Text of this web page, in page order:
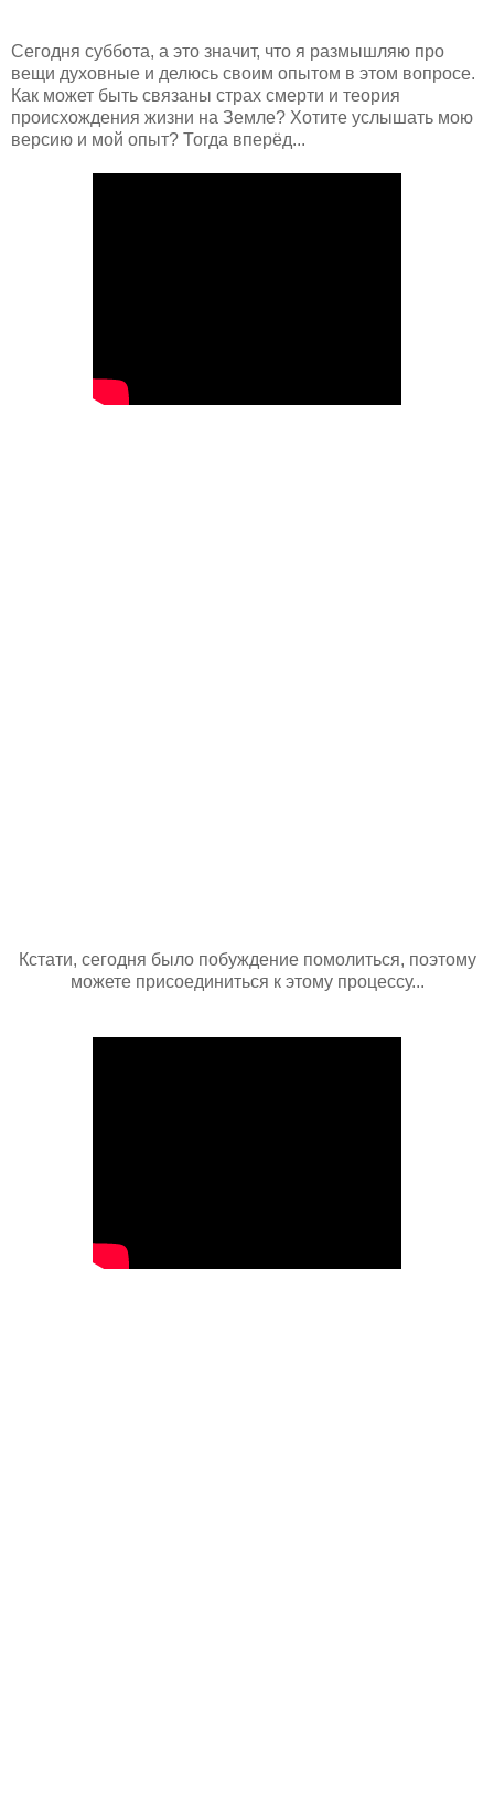
Сегодня суббота, а это значит, что я размышляю про
вещи духовные и делюсь своим опытом в этом вопросе.
Как может быть связаны страх смерти и теория
происхождения жизни на Земле? Хотите услышать мою
версию и мой опыт? Тогда вперёд...
Кстати, сегодня было побуждение помолиться, поэтому
можете присоединиться к этому процессу...